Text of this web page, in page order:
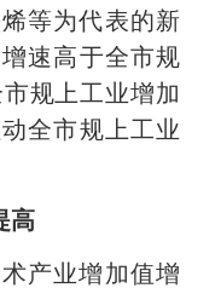
等为代表的新
速高于全市规
规上工业增加
全市规上工业
高
产业增加值增